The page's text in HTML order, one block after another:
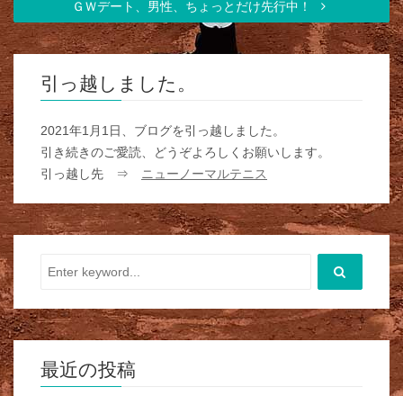
ＧＷデート、男性、ちょっとだけ先行中！
引っ越しました。
2021年1月1日、ブログを引っ越しました。
引き続きのご愛読、どうぞよろしくお願いします。
引っ越し先 ⇒ ニューノーマルテニス
最近の投稿